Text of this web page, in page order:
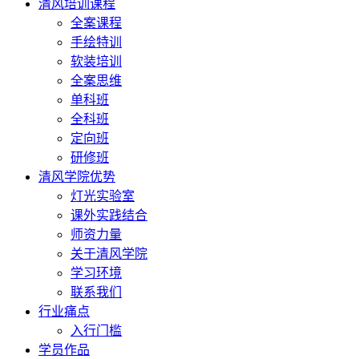
清风培训课程
全案课程
手绘特训
软装培训
全案思维
单科班
全科班
定向班
研修班
清风学院优势
灯光实验室
课外实践结合
师资力量
关于清风学院
学习环境
联系我们
行业痛点
入行门槛
学员作品